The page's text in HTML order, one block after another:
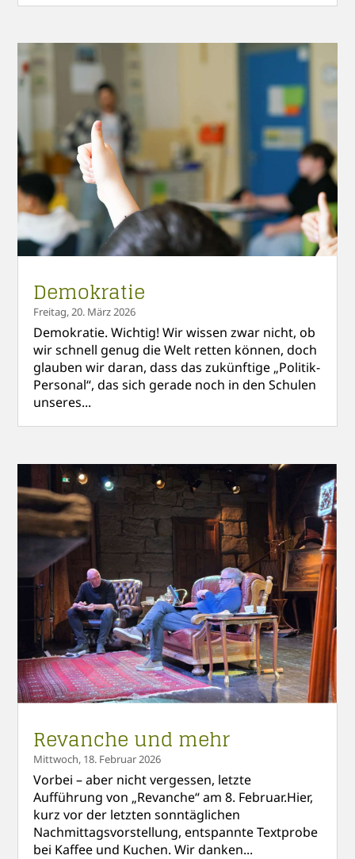
Demokratie
Freitag, 20. März 2026
Demokratie. Wichtig! Wir wissen zwar nicht, ob
wir schnell genug die Welt retten können, doch
glauben wir daran, dass das zukünftige „Politik-
Personal“, das sich gerade noch in den Schulen
unseres...
Revanche und mehr
Mittwoch, 18. Februar 2026
Vorbei – aber nicht vergessen, letzte
Aufführung von „Revanche“ am 8. Februar.Hier,
kurz vor der letzten sonntäglichen
Nachmittagsvorstellung, entspannte Textprobe
bei Kaffee und Kuchen. Wir danken...